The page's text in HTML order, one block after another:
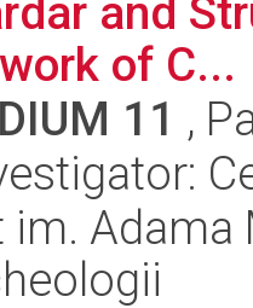
and
of C...
11 ,
im.